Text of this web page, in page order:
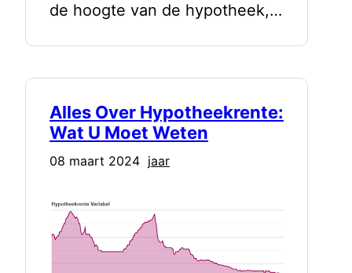
de hoogte van de hypotheek,…
Alles Over Hypotheekrente:
Wat U Moet Weten
08 maart 2024 jaar